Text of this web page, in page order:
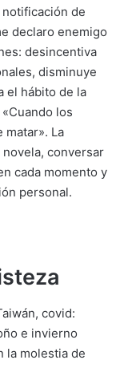
de
declaro enemigo
desincentiva
disminuye
el hábito de la
los
matar». La
conversar
cada momento y
personal.
covid:
e invierno
la molestia de